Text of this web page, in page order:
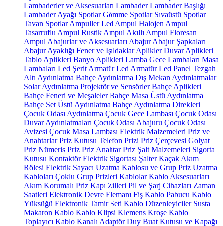
Lambaderler ve Aksesuarları Lambader Lambader Başlığı
Lambader Ayağı Spotlar Gömme Spotlar Sıvaüstü Spotlar
Tavan Spotlar Ampuller Led Ampul Halojen Ampul
Tasarruflu Ampul Rustik Ampul Akıllı Ampul Floresan
Ampul Abajurlar ve Aksesuarları Abajur Abajur Şapkaları
Abajur Ayaklığı Fener ve Işıldaklar Aplikler Duvar Aplikleri
Tablo Aplikleri Banyo Aplikleri Lamba Gece Lambaları Masa
Lambaları Led Şerit Armatür Led Armatür Led Panel Tezgah
Altı Aydınlatma Bahçe Aydınlatma Dış Mekan Aydınlatmalar
Solar Aydınlatma Projektör ve Sensörler Bahçe Aplikleri
Bahçe Feneri ve Meşaleler Bahçe Masa Üstü Aydınlatma
Bahçe Set Üstü Aydınlatma Bahçe Aydınlatma Direkleri
Çocuk Odası Aydınlatma Çocuk Gece Lambası Çocuk Odası
Duvar Aydınlatmaları Çocuk Odası Abajuru Çocuk Odası
Avizesi Çocuk Masa Lambası Elektrik Malzemeleri Priz ve
Anahtarlar Priz Kutusu Telefon Prizi Priz Çerçevesi Golyat
Priz Nümeris Priz Priz Anahtar Priz Şalt Malzemeleri Sigorta
Kutusu Kontaktör Elektrik Sigortası Şalter Kaçak Akım
Rölesi Elektrik Sayacı Uzatma Kablosu ve Grup Priz Uzatma
Kabloları Çoklu Grup Prizleri Kablolar Kablo Aksesuarları
Akım Korumalı Priz Kapı Zilleri Pil ve Şarj Cihazları Zaman
Saatleri Elektronik Devre Elemanı Fiş Kablo Pabucu Kablo
Yüksüğü Elektronik Tamir Seti Kablo Düzenleyiciler Susta
Makaron Kablo Kablo Klipsi Klemens Kroşe Kablo
Toplayıcı Kablo Kanalı Adaptör Duy Buat Kutusu ve Kapağı